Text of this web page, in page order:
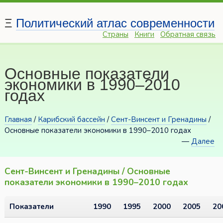
Ξ Политический атлас современности
Страны Книги Обратная связь
Основные показатели
экономики в 1990–2010
годах
Главная / Карибский бассейн /Сент-Винсент и Гренадины /
Основные показатели экономики в 1990–2010 годах
—Далее
Сент-Винсент и Гренадины / Основные
показатели экономики в 1990–2010 годах
Показатели 1990 1995 2000 2005